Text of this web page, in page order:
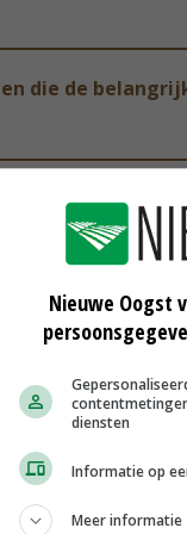
die de
er zijn nog
opvangen.
soms ook nog
afvalt, nemen de
zorgen over
Nieuwe Oogst
diensten
Informatie op
Meer informatie